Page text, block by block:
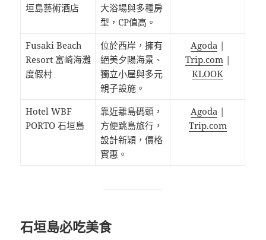
垣島藝術酒店
大浴場與多種房
型，CP值高。
Fusaki Beach
Resort 富崎海灘
度假村
位於西岸，擁有
絕美夕陽海景、
獨立小屋與多元
親子設施。
Agoda |
Trip.com |
KLOOK
Hotel WBF
PORTO 石垣島
靠近離島碼頭，
方便跳島旅行，
設計新穎，價格
實惠。
Agoda |
Trip.com
石垣島必吃美食